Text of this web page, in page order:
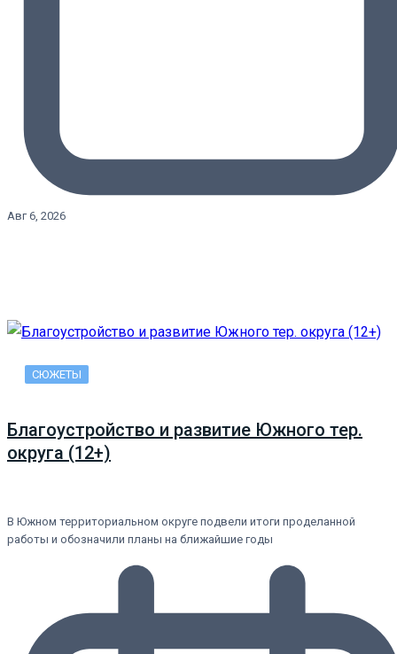
Авг 6, 2026
СЮЖЕТЫ
Благоустройство и развитие Южного тер.
округа (12+)
В Южном территориальном округе подвели итоги проделанной
работы и обозначили планы на ближайшие годы